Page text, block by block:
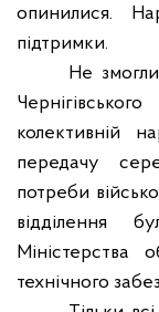
опинилися.
підтримки.
Не
колективній
передачу
потреби
відділення
Міністерства
технічного